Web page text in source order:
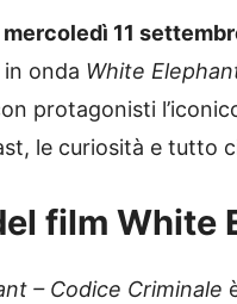
mercoledì 11
in onda White
protagonisti
le curiosità e tutto
film White
– Codice Criminale